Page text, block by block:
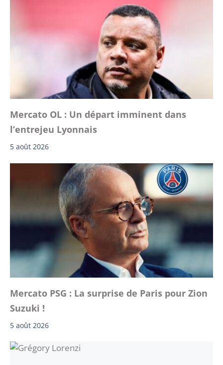
Mercato OL : Un départ imminent dans
l’entrejeu Lyonnais
5 août 2026
Mercato PSG : La surprise de Paris pour Zion
Suzuki !
5 août 2026